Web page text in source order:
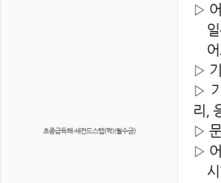
초중급독해-세컨드스텝(짝)(월수금)
▷
일
어
▷
▷
리,
▷
▷
시